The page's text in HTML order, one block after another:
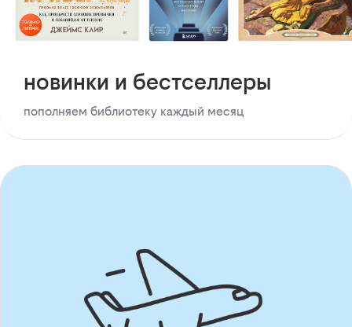
новинки и бестселлеры
пополняем библиотеку каждый месяц